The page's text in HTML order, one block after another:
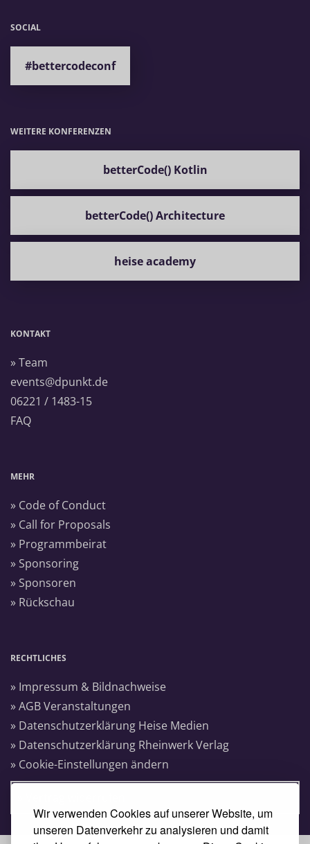
Wir verwenden Cookies auf unserer Website, um
unseren Datenverkehr zu analysieren und damit
SOCIAL
#bettercodeconf
WEITERE KONFERENZEN
betterCode() Kotlin
betterCode() Architecture
heise academy
KONTAKT
» Team
events@dpunkt.de
06221 / 1483-15
FAQ
MEHR
» Code of Conduct
» Call for Proposals
» Programmbeirat
» Sponsoring
» Sponsoren
» Rückschau
RECHTLICHES
» Impressum & Bildnachweise
» AGB Veranstaltungen
» Datenschutzerklärung Heise Medien
» Datenschutzerklärung Rheinwerk Verlag
» Cookie-Einstellungen ändern